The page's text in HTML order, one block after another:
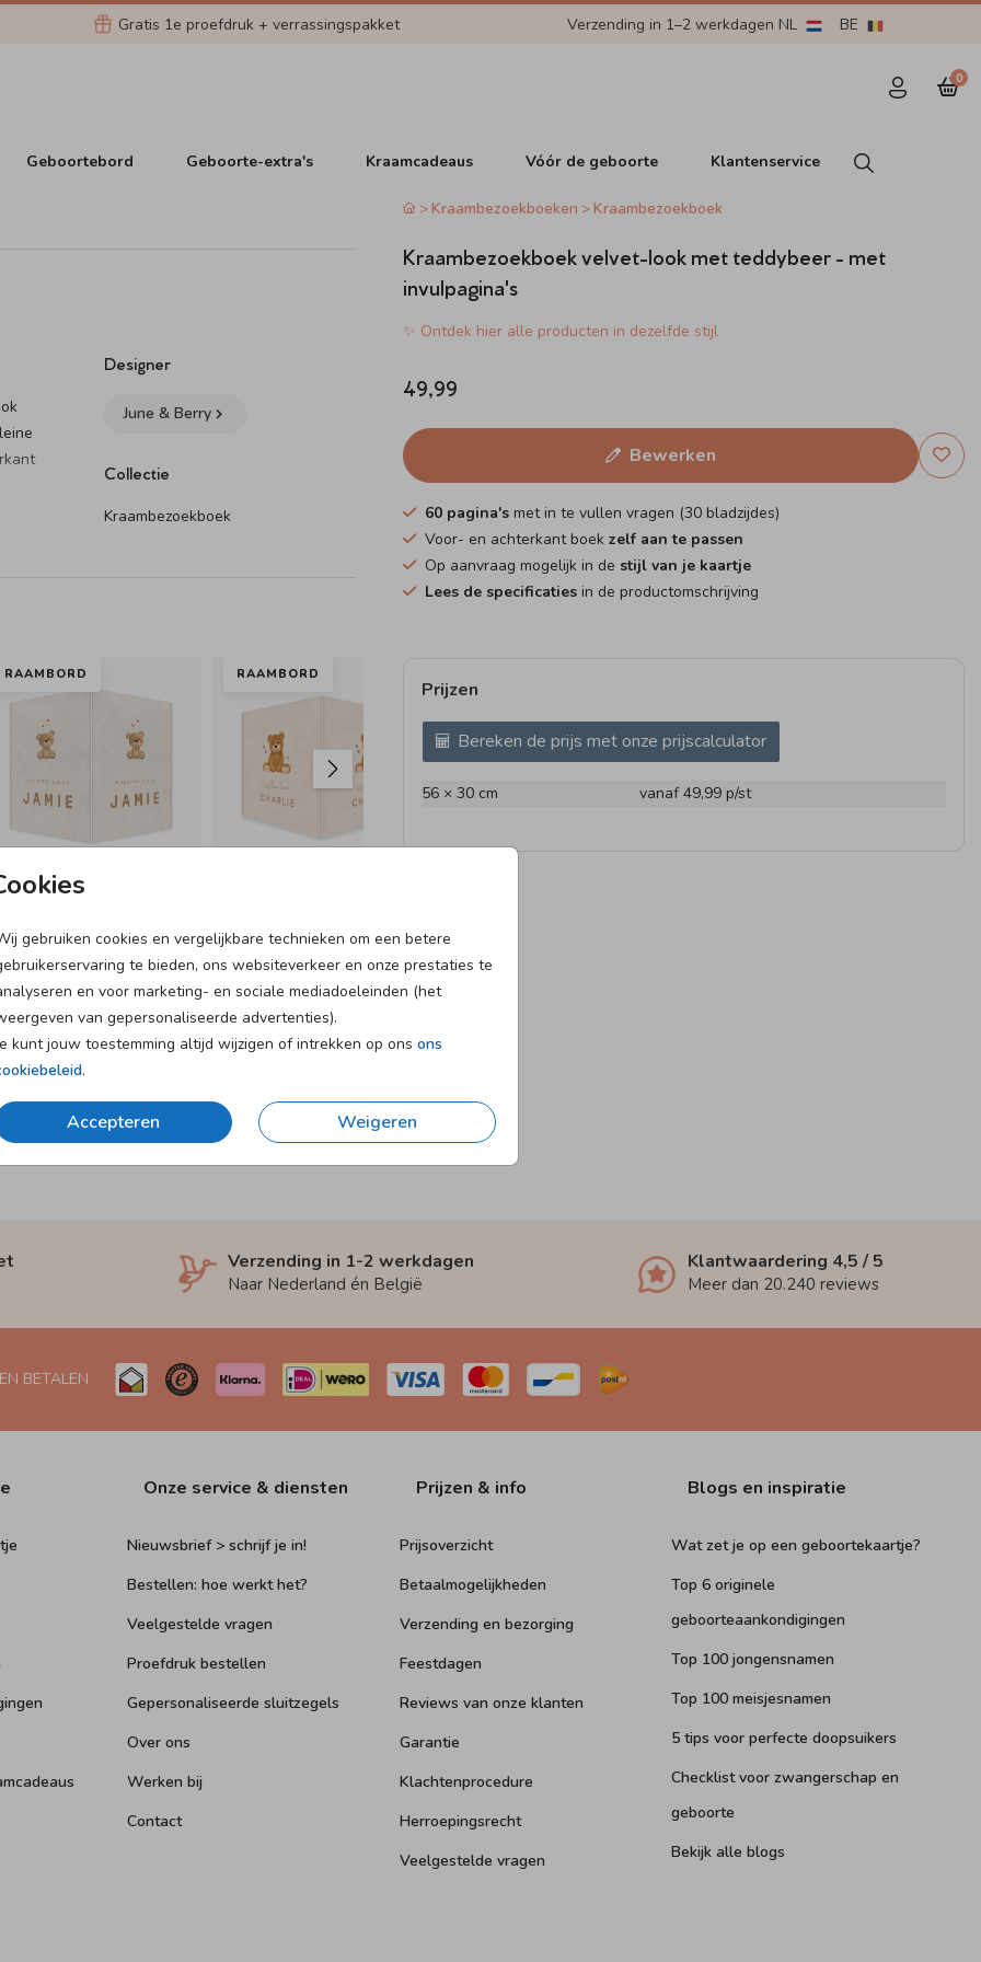
Gratis 1e proefdruk + verrassingspakket Verzending in 1–2 werkdagen NL BE
0
Geboortebord Geboorte-extra's Kraamcadeaus Vóór de geboorte Klantenservice
gebruiken cookies en vergelijkbare technieken om een betere
te bieden, ons websiteverkeer en onze prestaties te
en voor marketing- en sociale mediadoeleinden (het
van gepersonaliseerde advertenties).
kunt jouw toestemming altijd wijzigen of intrekken op ons ons
.
Accepteren Weigeren
Designer
June & Berry
Collectie
Kraambezoekboek
RAAMBORD RAAMBORD
BEWAARBUNDEL
Kraambezoekboeken Kraambezoekboek
Kraambezoekboek velvet-look met teddybeer - met
invulpagina's
✨ Ontdek hier alle producten in dezelfde stijl
49,99
Bewerken
60 pagina'smet in te vullen vragen (30 bladzijdes)
Voor- en achterkant boek zelf aan te passen
Op aanvraag mogelijk in de stijl van je kaartje
Lees de specificatiesin de productomschrijving
Prijzen
Bereken de prijs met onze prijscalculator
56 × 30 cm vanaf 49,99 p/st
Verzending in 1-2 werkdagen
Naar Nederland én België
Klantwaardering 4,5 / 5
Meer dan 20.240 reviews
BETALEN
Onze service & diensten
Nieuwsbrief > schrijf je in!
Bestellen: hoe werkt het?
Veelgestelde vragen
Proefdruk bestellen
Gepersonaliseerde sluitzegels
Over ons
Werken bij
Contact
Prijzen & info
Prijsoverzicht
Betaalmogelijkheden
Verzending en bezorging
Feestdagen
Reviews van onze klanten
Garantie
Klachtenprocedure
Herroepingsrecht
Veelgestelde vragen
Blogs en inspiratie
Wat zet je op een geboortekaartje?
Top 6 originele
geboorteaankondigingen
Top 100 jongensnamen
Top 100 meisjesnamen
5 tips voor perfecte doopsuikers
Checklist voor zwangerschap en
geboorte
Bekijk alle blogs